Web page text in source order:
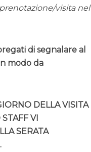
visita nel
di segnalare al
modo da
DELLA VISITA
VI
SERATA